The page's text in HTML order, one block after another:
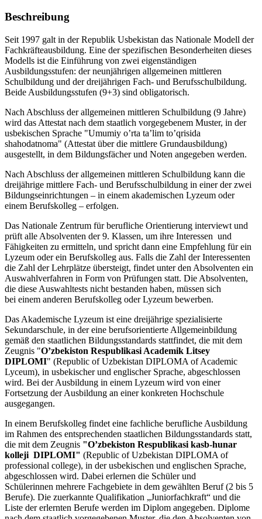
Beschreibung
Seit 1997 galt in der Republik Usbekistan das Nationale Modell der
Fachkräfteausbildung. Eine der spezifischen Besonderheiten dieses
Modells ist die Einführung von zwei eigenständigen
Ausbildungsstufen: der neunjährigen allgemeinen mittleren
Schulbildung und der dreijährigen Fach- und Berufsschulbildung.
Beide Ausbildungsstufen (9+3) sind obligatorisch.
Nach Abschluss der allgemeinen mittleren Schulbildung (9 Jahre)
wird das Attestat nach dem staatlich vorgegebenem Muster, in der
usbekischen Sprache "Umumiy o’rta ta’lim to’qrisida
shahodatnoma" (Attestat über die mittlere Grundausbildung)
ausgestellt, in dem Bildungsfächer und Noten angegeben werden.
Nach Abschluss der allgemeinen mittleren Schulbildung kann die
dreijährige mittlere Fach- und Berufsschulbildung in einer der zwei
Bildungseinrichtungen – in einem akademischen Lyzeum oder
einem Berufskolleg – erfolgen.
Das Nationale Zentrum für berufliche Orientierung interviewt und
prüft alle Absolventen der 9. Klassen, um ihre Interessen und
Fähigkeiten zu ermitteln, und spricht dann eine Empfehlung für ein
Lyzeum oder ein Berufskolleg aus. Falls die Zahl der Interessenten
die Zahl der Lehrplätze übersteigt, findet unter den Absolventen ein
Auswahlverfahren in Form von Prüfungen statt. Die Absolventen,
die diese Auswahltests nicht bestanden haben, müssen sich
bei einem anderen Berufskolleg oder Lyzeum bewerben.
Das Akademische Lyzeum ist eine dreijährige spezialisierte
Sekundarschule, in der eine berufsorientierte Allgemeinbildung
gemäß den staatlichen Bildungsstandards stattfindet, die mit dem
Zeugnis "O’zbekiston Respublikasi Academik Litsey
DIPLOMI" (Republic of Uzbekistan DIPLOMA of Academic
Lyceum), in usbekischer und englischer Sprache, abgeschlossen
wird. Bei der Ausbildung in einem Lyzeum wird von einer
Fortsetzung der Ausbildung an einer konkreten Hochschule
ausgegangen.
In einem Berufskolleg findet eine fachliche berufliche Ausbildung
im Rahmen des entsprechenden staatlichen Bildungsstandards statt,
die mit dem Zeugnis "O’zbekiston Respublikasi kasb-hunar
kolleji DIPLOMI" (Republic of Uzbekistan DIPLOMA of
professional college), in der usbekischen und englischen Sprache,
abgeschlossen wird. Dabei erlernen die Schüler und
Schülerinnen mehrere Fachgebiete in dem gewählten Beruf (2 bis 5
Berufe). Die zuerkannte Qualifikation „Juniorfachkraft“ und die
Liste der erlernten Berufe werden im Diplom angegeben. Diplome